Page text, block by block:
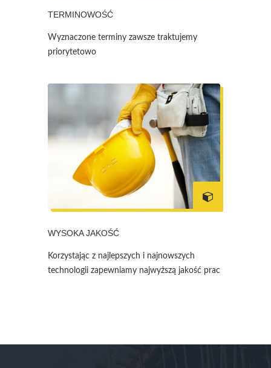
TERMINOWOŚĆ
Wyznaczone terminy zawsze traktujemy
priorytetowo
WYSOKA JAKOŚĆ
Korzystając z najlepszych i najnowszych
technologii zapewniamy najwyższą jakość prac